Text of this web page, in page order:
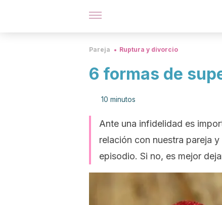
Pareja Ruptura y divorcio
6 formas de
10 minutos
Ante una infidelidad es
relación con nuestra pareja
episodio. Si no, es mejor